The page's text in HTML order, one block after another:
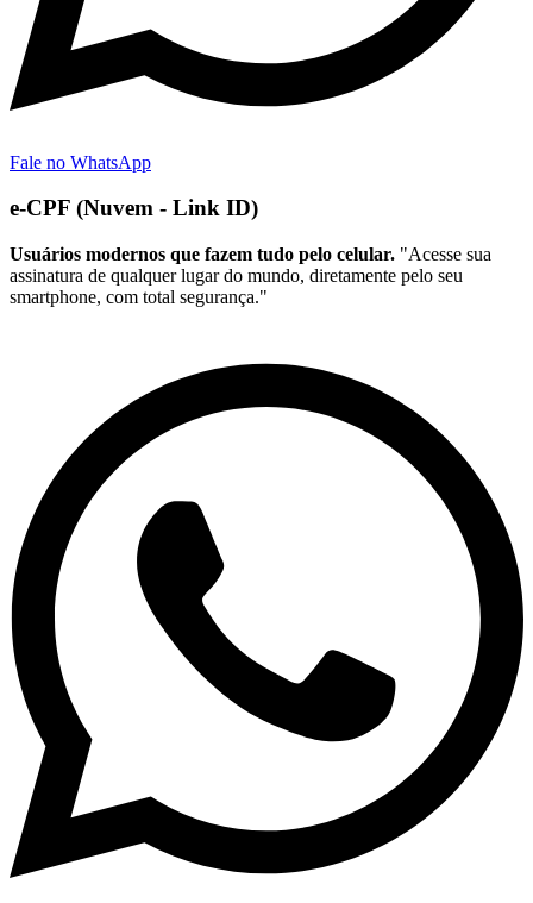
Fale no WhatsApp
e-CPF (Nuvem - Link ID)
Usuários modernos que fazem tudo pelo celular. "Acesse sua
assinatura de qualquer lugar do mundo, diretamente pelo seu
smartphone, com total segurança."